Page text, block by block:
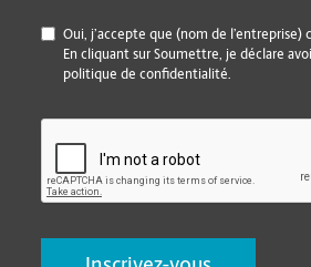
*
Oui, j’accepte que (nom de
En cliquant sur Soumettre, je déclare
politique de confidentialité.